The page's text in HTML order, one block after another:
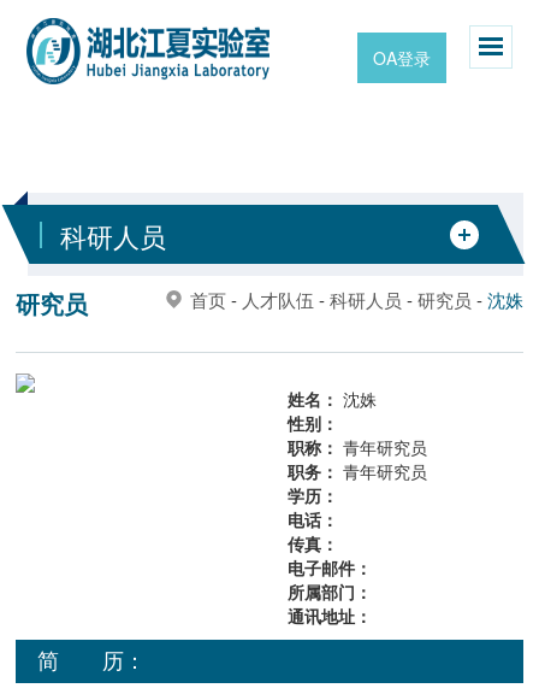
OA登录
科研人员
研究员 首页- 人才队伍 -科研人员 -研究员 -沈姝
姓名： 沈姝
性别：
职称： 青年研究员
职务： 青年研究员
学历：
电话：
传真：
电子邮件：
所属部门：
通讯地址：
简 历：